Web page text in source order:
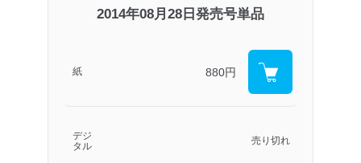
2014年08月28日発売号単品
紙 880円
デジ
タル
売り切れ